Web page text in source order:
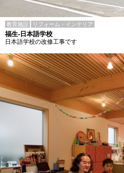
教育施設 リフォーム・インテリア
福生-日本語学校
日本語学校の改修工事です